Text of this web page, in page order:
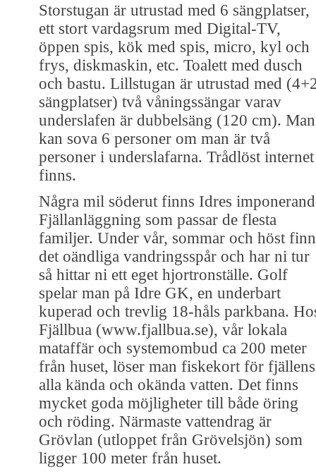
Storstugan är utrustad med 6 sängplatser,
ett stort vardagsrum med Digital-TV,
öppen spis, kök med spis, micro, kyl och
frys, diskmaskin, etc. Toalett med dusch
och bastu. Lillstugan är utrustad med
sängplatser) två våningssängar varav
underslafen är dubbelsäng (120 cm). Man
kan sova 6 personer om man är två
personer i underslafarna. Trådlöst internet
finns.
Några mil söderut finns Idres
Fjällanläggning som passar de flesta
familjer. Under vår, sommar och höst
det oändliga vandringsspår och har ni tur
så hittar ni ett eget hjortronställe. Golf
spelar man på Idre GK, en underbart
kuperad och trevlig 18-håls parkbana.
Fjällbua (www.fjallbua.se), vår lokala
mataffär och systemombud ca 200 meter
från huset, löser man fiskekort för fjällens
alla kända och okända vatten. Det finns
mycket goda möjligheter till både öring
och röding. Närmaste vattendrag är
Grövlan (utloppet från Grövelsjön) som
ligger 100 meter från huset.